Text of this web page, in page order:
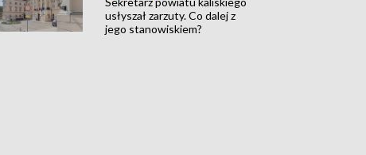
usłyszał zarzuty. Co dalej z
jego stanowiskiem?